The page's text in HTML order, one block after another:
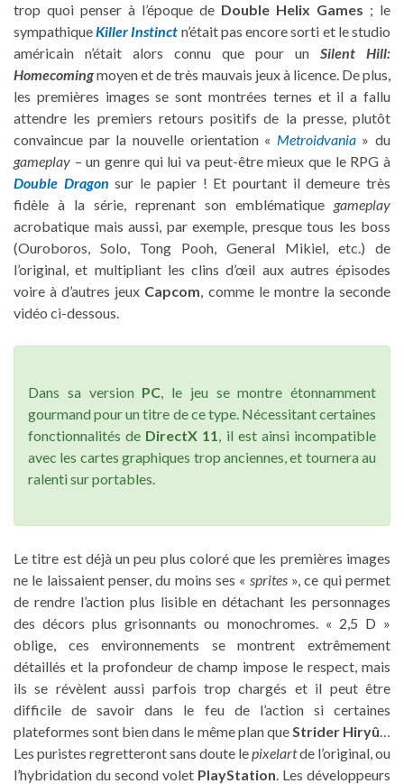
trop quoi penser à l’époque de Double Helix Games ; le
sympathiqueKiller Instinct n’était pas encore sorti et le studio
américain n’était alors connu que pour un Silent Hill:
Homecomingmoyen et de très mauvais jeux à licence. De plus,
les premières images se sont montrées ternes et il a fallu
attendre les premiers retours positifs de la presse, plutôt
convaincue par la nouvelle orientation « Metroidvania» du
gameplay – un genre qui lui va peut-être mieux que le RPG à
Double Dragon sur le papier ! Et pourtant il demeure très
fidèle à la série, reprenant son emblématique gameplay
acrobatique mais aussi, par exemple, presque tous les boss
(Ouroboros, Solo, Tong Pooh, General Mikiel, etc.) de
l’original, et multipliant les clins d’œil aux autres épisodes
voire à d’autres jeux Capcom, comme le montre la seconde
vidéo ci-dessous.
Dans sa version PC, le jeu se montre étonnamment
gourmand pour un titre de ce type. Nécessitant certaines
fonctionnalités de DirectX 11, il est ainsi incompatible
avec les cartes graphiques trop anciennes, et tournera au
ralenti sur portables.
Le titre est déjà un peu plus coloré que les premières images
ne le laissaient penser, du moins ses « sprites», ce qui permet
de rendre l’action plus lisible en détachant les personnages
des décors plus grisonnants ou monochromes. « 2,5 D »
oblige, ces environnements se montrent extrêmement
détaillés et la profondeur de champ impose le respect, mais
ils se révèlent aussi parfois trop chargés et il peut être
difficile de savoir dans le feu de l’action si certaines
plateformes sont bien dans le même plan queStrider Hiryû…
Les puristes regretteront sans doute lepixelartde l’original, ou
l’hybridation du second volet PlayStation. Les développeurs